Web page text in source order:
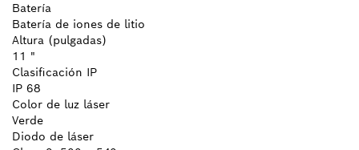
Batería
Batería de iones de litio
Altura (pulgadas)
11 "
Clasificación IP
IP 68
Color de luz láser
Verde
Diodo de láser